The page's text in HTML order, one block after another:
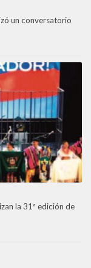
un conversatorio
la 31ª edición de